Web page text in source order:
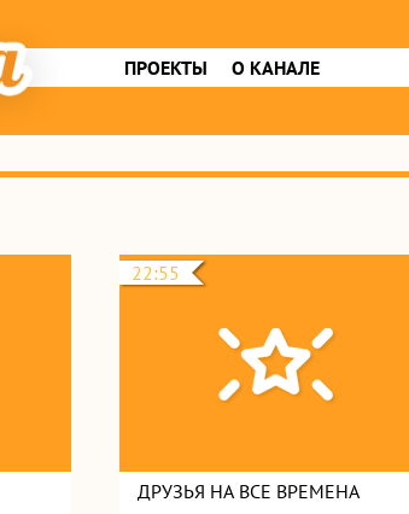
ПРОЕКТЫ О КАНАЛЕ
22:55
ДРУЗЬЯ НА ВСЕ ВРЕМЕНА